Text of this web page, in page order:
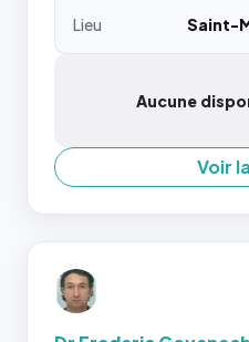
Lieu
Saint-
Aucune
Voir